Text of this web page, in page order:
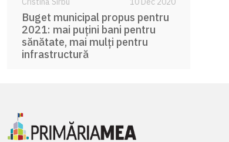
Buget municipal propus pentru
2021: mai puțini bani pentru
sănătate, mai mulți pentru
infrastructură